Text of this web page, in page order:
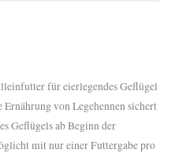
für eierlegendes Geflügel
von Legehennen sichert
Geflügels ab Beginn der
mit nur einer Futtergabe pro